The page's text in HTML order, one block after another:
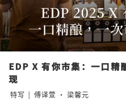
EDP X 有你市集：一口精
现
特写 | 傅译萱 · 梁馨元